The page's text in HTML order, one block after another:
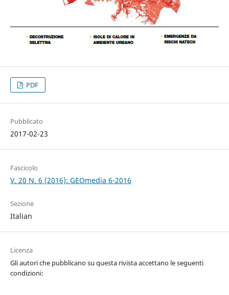
PDF
Pubblicato
2017-02-23
Fascicolo
V. 20 N. 6 (2016): GEOmedia 6-2016
Sezione
Italian
Licenza
Gli autori che pubblicano su questa rivista accettano le seguenti
condizioni: